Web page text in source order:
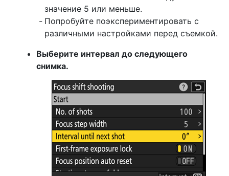
значение 5 или меньше.
Попробуйте поэкспериментировать с
различными настройками перед съемкой.
Выберите интервал до следующего
снимка.